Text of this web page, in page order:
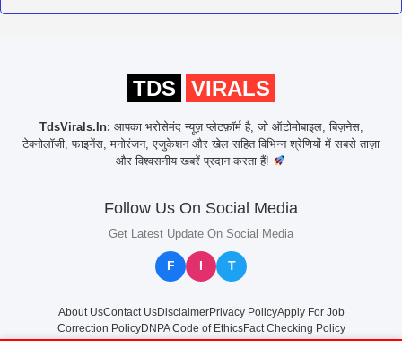
TDS VIRALS
TdsVirals.In: आपका भरोसेमंद न्यूज़ प्लेटफ़ॉर्म है, जो ऑटोमोबाइल, बिज़नेस,
टेक्नोलॉजी, फाइनेंस, मनोरंजन, एजुकेशन और खेल सहित विभिन्न श्रेणियों में सबसे ताज़ा
और विश्वसनीय खबरें प्रदान करता हैं!
Follow Us On Social Media
Get Latest Update On Social Media
F I T
About UsContact UsDisclaimerPrivacy PolicyApply For Job
Correction PolicyDNPA Code of EthicsFact Checking Policy